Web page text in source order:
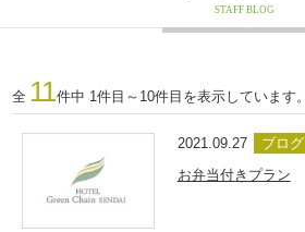
STAFF BLOG
全 11件中 1件目～10件目を表示しています。
2021.09.27
ブログ
お弁当付きプラン